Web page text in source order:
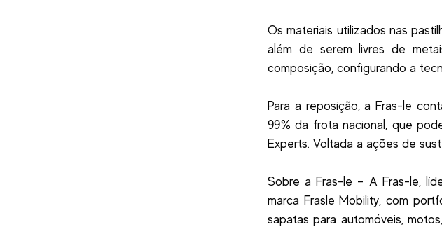
Os materiais utilizados nas
além de serem livres de
composição, configurando a
Para a reposição, a Fras-le
99% da frota nacional, que
Experts. Voltada a ações de
Sobre a Fras-le – A Fras-le,
marca Frasle Mobility, com
sapatas para automóveis,